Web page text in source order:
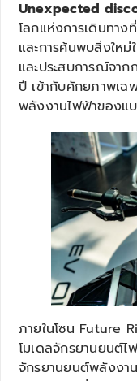
Unexpected
โลกแห่งการเดินทา
และการค้นพบสิ่งใหม่
และประสบการณ์จา
ปี เข้ากับศักยภาพเฉ
พลังงานไฟฟ้าของแ
ภายในโซน Future
โมเดลจักรยานยนต์
จักรยานยนต์พลังงา